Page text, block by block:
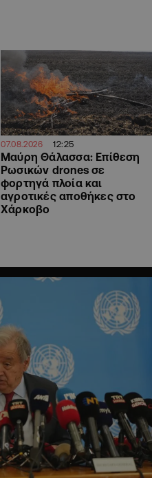
07.08.2026 12:25
Μαύρη Θάλασσα: Επίθεση
Ρωσικών drones σε
φορτηγά πλοία και
αγροτικές αποθήκες στο
Χάρκοβο